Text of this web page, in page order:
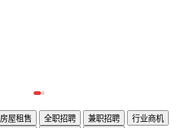
房屋租售 全职招聘 兼职招聘
行业商机